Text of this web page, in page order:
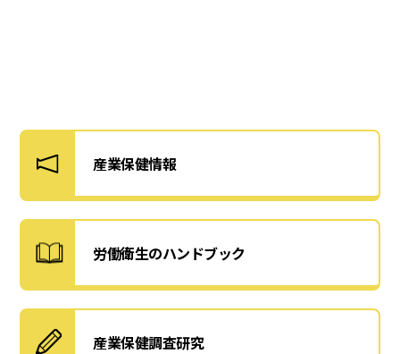
産業保健情報
労働衛生のハンドブック
産業保健調査研究